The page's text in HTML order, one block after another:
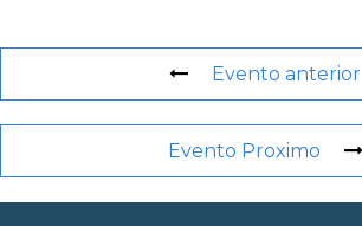
Evento anterior
Evento Proximo